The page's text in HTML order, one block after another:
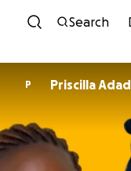
Search
P Priscilla